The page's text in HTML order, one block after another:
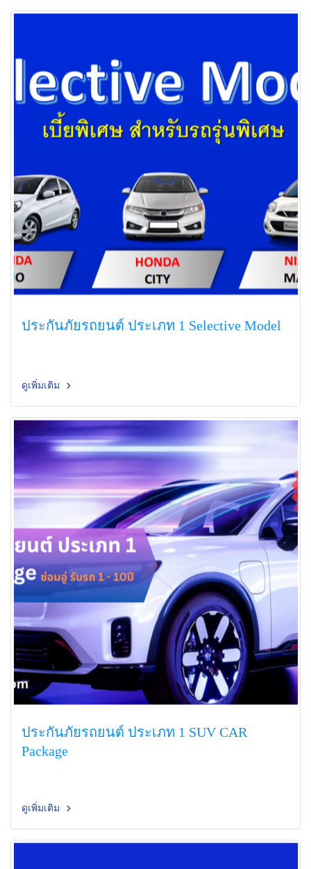
ประกันภัยรถยนต์ ประเภท 1 Selective Model
ดูเพิ่มเติม
ประกันภัยรถยนต์ ประเภท 1 SUV CAR
Package
ดูเพิ่มเติม